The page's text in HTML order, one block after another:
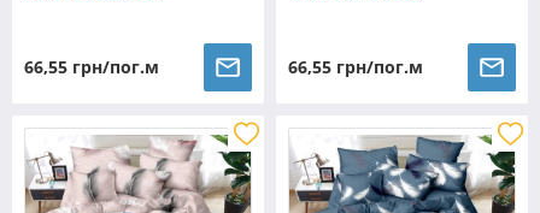
66,55 грн/пог.м 66,55 грн/пог.м